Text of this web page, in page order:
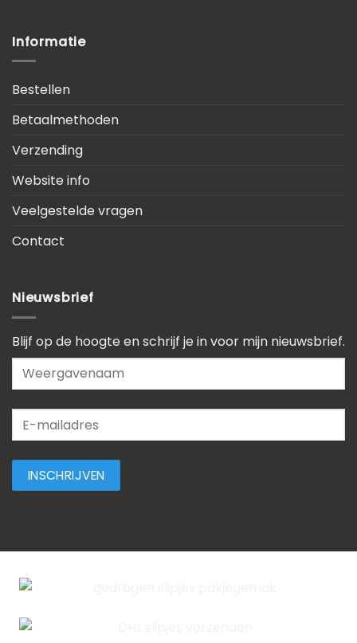
Informatie
Bestellen
Betaalmethoden
Verzending
Website info
Veelgestelde vragen
Contact
Nieuwsbrief
Blijf op de hoogte en schrijf je in voor mijn nieuwsbrief.